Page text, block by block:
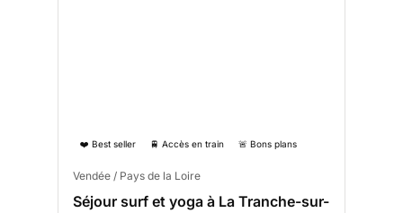
❤️ Best seller 🚆 Accès en train 🚨 Bons plans
Vendée / Pays de la Loire
Séjour surf et yoga à La Tranche-sur-